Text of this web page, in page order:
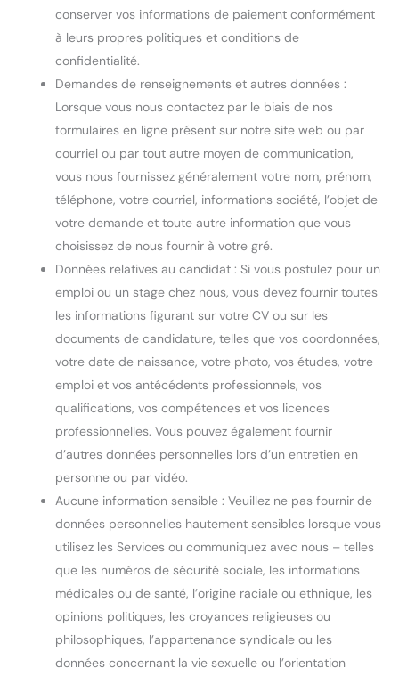
conserver vos informations de paiement conformément
à leurs propres politiques et conditions de
confidentialité.
Demandes de renseignements et autres données :
Lorsque vous nous contactez par le biais de nos
formulaires en ligne présent sur notre site web ou par
courriel ou par tout autre moyen de communication,
vous nous fournissez généralement votre nom, prénom,
téléphone, votre courriel, informations société, l’objet de
votre demande et toute autre information que vous
choisissez de nous fournir à votre gré.
Données relatives au candidat : Si vous postulez pour un
emploi ou un stage chez nous, vous devez fournir toutes
les informations figurant sur votre CV ou sur les
documents de candidature, telles que vos coordonnées,
votre date de naissance, votre photo, vos études, votre
emploi et vos antécédents professionnels, vos
qualifications, vos compétences et vos licences
professionnelles. Vous pouvez également fournir
d’autres données personnelles lors d’un entretien en
personne ou par vidéo.
Aucune information sensible : Veuillez ne pas fournir de
données personnelles hautement sensibles lorsque vous
utilisez les Services ou communiquez avec nous – telles
que les numéros de sécurité sociale, les informations
médicales ou de santé, l’origine raciale ou ethnique, les
opinions politiques, les croyances religieuses ou
philosophiques, l’appartenance syndicale ou les
données concernant la vie sexuelle ou l’orientation